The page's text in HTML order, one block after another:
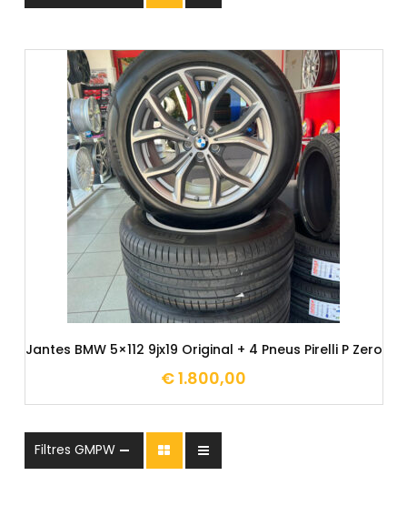
Jantes BMW 5×112 9jx19 Original + 4 Pneus Pirelli P Zero
€1.800,00
Filtres GMPW